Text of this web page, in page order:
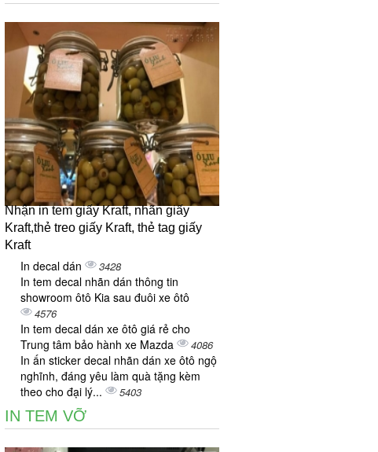
Nhận in tem giấy Kraft, nhãn giấy
Kraft,thẻ treo giấy Kraft, thẻ tag giấy
Kraft
In decal dán 3428
In tem decal nhãn dán thông tin
showroom ôtô Kia sau đuôi xe ôtô
4576
In tem decal dán xe ôtô giá rẻ cho
Trung tâm bảo hành xe Mazda
4086
In ấn sticker decal nhãn dán xe ôtô ngộ
nghĩnh, đáng yêu làm quà tặng kèm
theo cho đại lý...
5403
IN TEM VỠ